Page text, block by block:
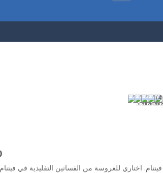
(4
اختاري للعروسة من الفساتين التقليدية في